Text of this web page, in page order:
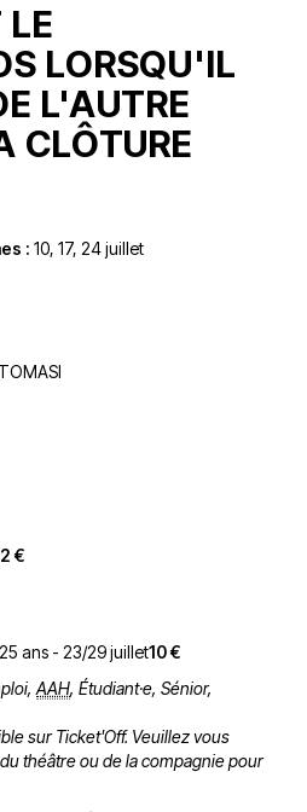
LE
LORSQU'IL
L'AUTRE
CLÔTURE
: 10, 17, 24 juillet
€
ans - 23/29 juillet10 €
AAH, Étudiant·e, Sénior,
sur Ticket'Off. Veuillez vous
théâtre ou de la compagnie pour